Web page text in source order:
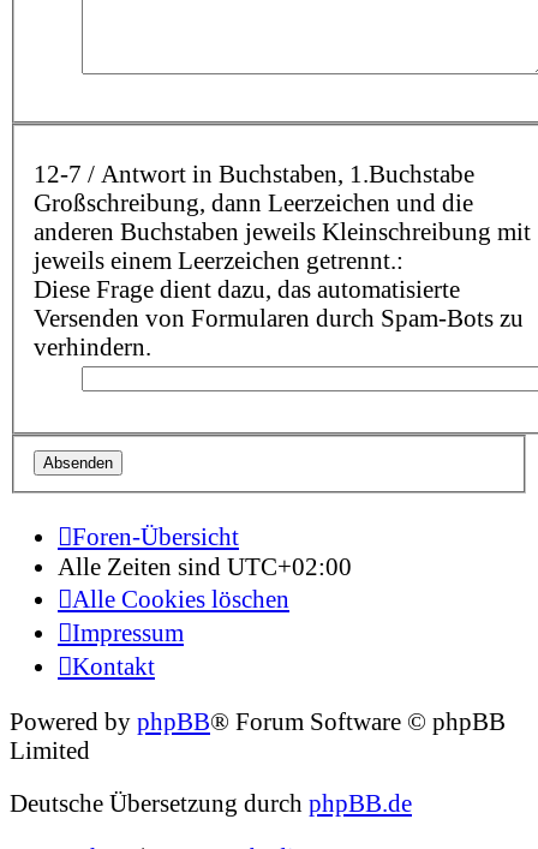
12-7 / Antwort in Buchstaben, 1.Buchstabe
Großschreibung, dann Leerzeichen und die
anderen Buchstaben jeweils Kleinschreibung mit
jeweils einem Leerzeichen getrennt.:
Diese Frage dient dazu, das automatisierte
Versenden von Formularen durch Spam-Bots zu
verhindern.
Foren-Übersicht
Alle Zeiten sind UTC+02:00
Alle Cookies löschen
Impressum
Kontakt
Powered by phpBB® Forum Software © phpBB
Limited
Deutsche Übersetzung durch phpBB.de